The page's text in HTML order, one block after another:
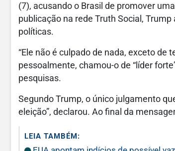
(7), acusando o Brasil de promover
publicação na rede Truth Social,
políticas.
“Ele não é culpado de nada, exceto de
pessoalmente, chamou-o de “líder
pesquisas.
Segundo Trump, o único julgamento
eleição”, declarou. Ao final da
LEIA TAMBÉM: